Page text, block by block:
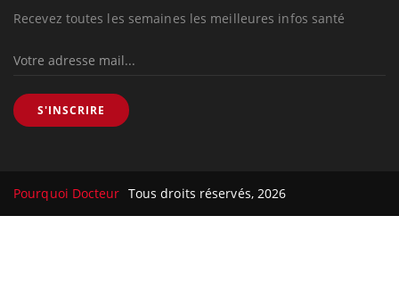
Recevez toutes les semaines les meilleures infos santé
S'INSCRIRE
Pourquoi Docteur Tous droits réservés, 2026